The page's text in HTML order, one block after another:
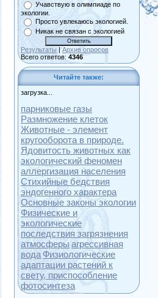
Учавствую в олимпиаде по
экологии.
Просто увлекаюсь экологией.
Никак не связан с экологией
Результаты | Архив опросов
Всего ответов: 4346
Читайте также:
загрузка...
парниковые газы
Размножение клеток
Животные - элемент
кругооборота в природе.
Ядовитость животных как
экологический феномен
аллергизация населения
Стихийные бедствия
эндогенного характера
Основные законы экологии
Физические и
экологические
последствия загрязнения
атмосферы агрессивная
вода Физиологические
адаптации растений к
свету, приспособление
фотосинтеза